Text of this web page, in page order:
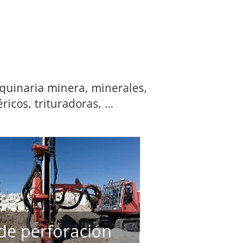
minera, minerales,
trituradoras, …
perforación